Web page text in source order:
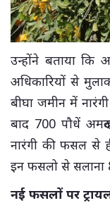
उन्होंने बताया कि
अधिकारियों से
बीघा जमीन में
बाद 700 पौधें
नारंगी की फसल से
इन फसलो से सलाना
नई फसलों पर